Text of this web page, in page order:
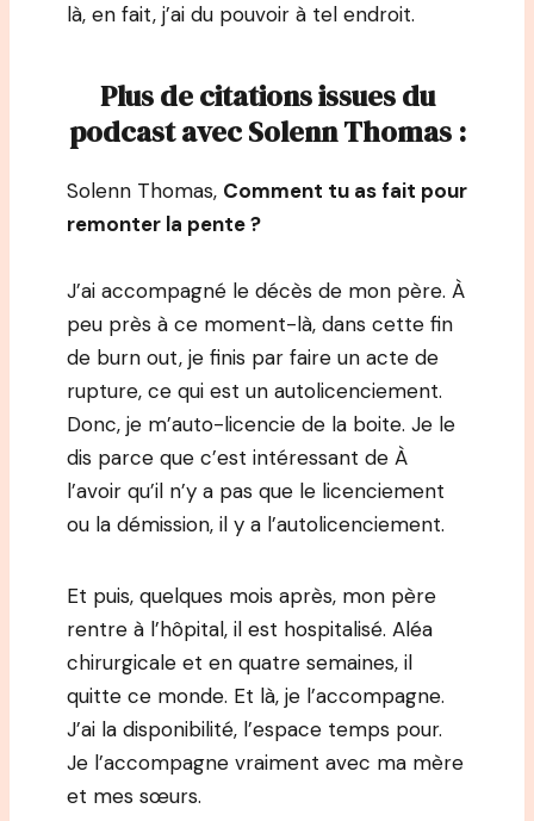
là, en fait, j’ai du pouvoir à tel endroit.
Plus de citations issues du
podcast avec Solenn Thomas :
Solenn Thomas, Comment tu as fait pour
remonter la pente ?
J’ai accompagné le décès de mon père. À
peu près à ce moment-là, dans cette fin
de burn out, je finis par faire un acte de
rupture, ce qui est un autolicenciement.
Donc, je m’auto-licencie de la boite. Je le
dis parce que c’est intéressant de À
l’avoir qu’il n’y a pas que le licenciement
ou la démission, il y a l’autolicenciement.
Et puis, quelques mois après, mon père
rentre à l’hôpital, il est hospitalisé. Aléa
chirurgicale et en quatre semaines, il
quitte ce monde. Et là, je l’accompagne.
J’ai la disponibilité, l’espace temps pour.
Je l’accompagne vraiment avec ma mère
et mes sœurs.